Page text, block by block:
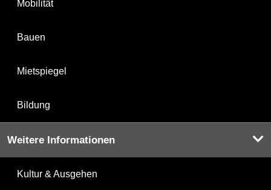
Mobilität
Bauen
Mietspiegel
Bildung
Weitere Informationen
Kultur & Ausgehen